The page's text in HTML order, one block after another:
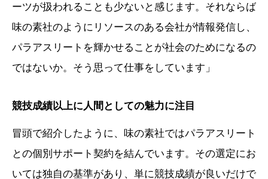
ーツが扱われることも少ないと感じます。それならば
味の素社のようにリソースのある会社が情報発信し、
パラアスリートを輝かせることが社会のためになるの
ではないか。そう思って仕事をしています」
競技成績以上に人間としての魅力に注目
冒頭で紹介したように、味の素社ではパラアスリート
との個別サポート契約を結んでいます。その選定にお
いては独自の基準があり、単に競技成績が良いだけで